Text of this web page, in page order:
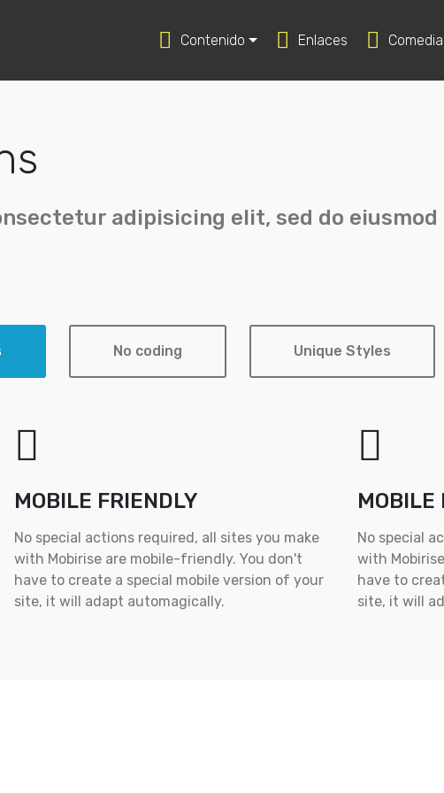
Contenido Enlaces Comedia
adipisicing elit, sed do
No coding Unique Styles
MOBILE FRIENDLY
No special actions required, all sites you make
with Mobirise are mobile-friendly. You don't
have to create a special mobile version of your
site, it will adapt automagically.
MOBILE
No special
with
have to
site, it will